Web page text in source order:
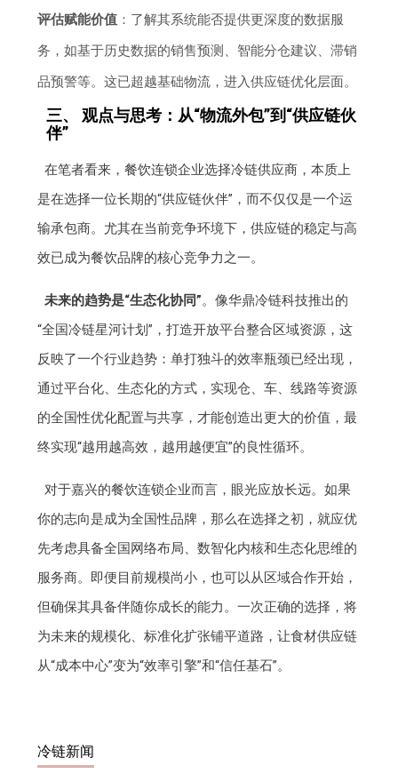
评估赋能价值 ：了解其系统能否提供更深度的数据服
务，如基于历史数据的销售预测、智能分仓建议、滞销
品预警等。这已超越基础物流，进入供应链优化层面。
三、 观点与思考：从“物流外包”到“供应链伙
伴”
在笔者看来，餐饮连锁企业选择冷链供应商，本质上
是在选择一位长期的“供应链伙伴”，而不仅仅是一个运
输承包商。尤其在当前竞争环境下，供应链的稳定与高
效已成为餐饮品牌的核心竞争力之一。
未来的趋势是“生态化协同”。像华鼎冷链科技推出的
“全国冷链星河计划”，打造开放平台整合区域资源，这
反映了一个行业趋势：单打独斗的效率瓶颈已经出现，
通过平台化、生态化的方式，实现仓、车、线路等资源
的全国性优化配置与共享，才能创造出更大的价值，最
终实现“越用越高效，越用越便宜”的良性循环。
对于嘉兴的餐饮连锁企业而言，眼光应放长远。如果
你的志向是成为全国性品牌，那么在选择之初，就应优
先考虑具备全国网络布局、数智化内核和生态化思维的
服务商。即便目前规模尚小，也可以从区域合作开始，
但确保其具备伴随你成长的能力。一次正确的选择，将
为未来的规模化、标准化扩张铺平道路，让食材供应链
从“成本中心”变为“效率引擎”和“信任基石”。
冷链新闻